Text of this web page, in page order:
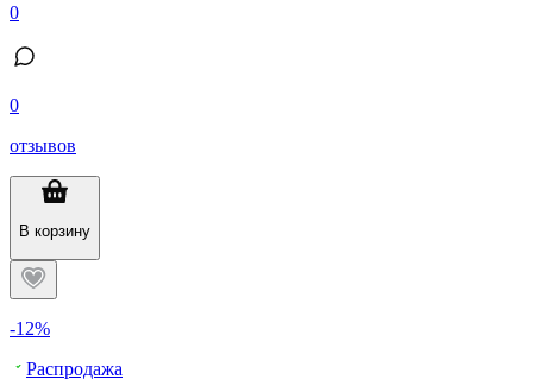
0
0
отзывов
В корзину
-12%
Распродажа